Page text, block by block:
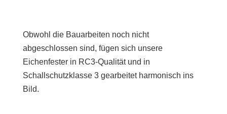
Obwohl die Bauarbeiten noch nicht
abgeschlossen sind, fügen sich unsere
Eichenfester in RC3-Qualität und in
Schallschutzklasse 3 gearbeitet harmonisch ins
Bild.